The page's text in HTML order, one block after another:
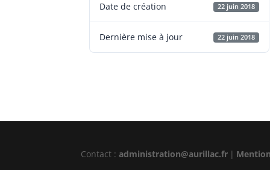
Date de création 22 juin 2018
Dernière mise à jour 22 juin 2018
Contact :administration@aurillac.fr |